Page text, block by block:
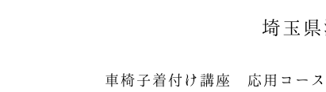
埼玉
車椅子着付け講座 応用コー